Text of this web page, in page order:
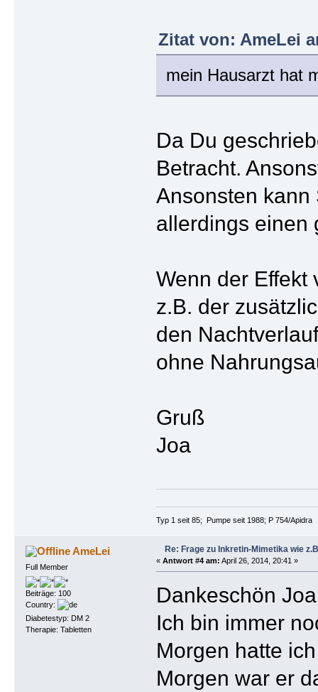
Zitat von: AmeLei
mein Hausarzt hat
Da Du
Betracht.
Ansonsten
allerdings einen
Wenn der Effekt
z.B. der
den
ohne
Gruß
Joa
Typ 1 seit 85; Pumpe seit 1988; P 754/Apidra
AmeLei
Full Member
Beiträge: 100
Country:
Diabetestyp: DM 2
Therapie: Tabletten
Re: Frage zu Inkretin-Mimetika wie
« Antwort #4 am: April 26, 2014, 20:41 »
Dankeschön
Ich bin immer
Morgen hatte
Morgen war er